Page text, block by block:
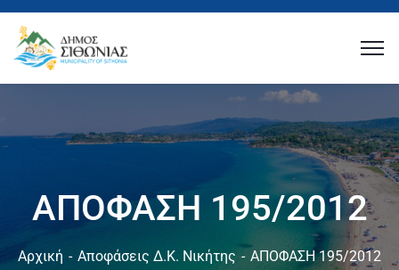
ΑΠΟΦΑΣΗ 195/2012
Αρχική Αποφάσεις Δ.Κ. Νικήτης ΑΠΟΦΑΣΗ 195/2012